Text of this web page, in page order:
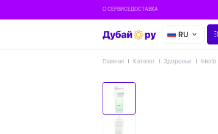
О СЕРВИСЕДОСТАВКА
RU
Главная Каталог Здоровье IHerb